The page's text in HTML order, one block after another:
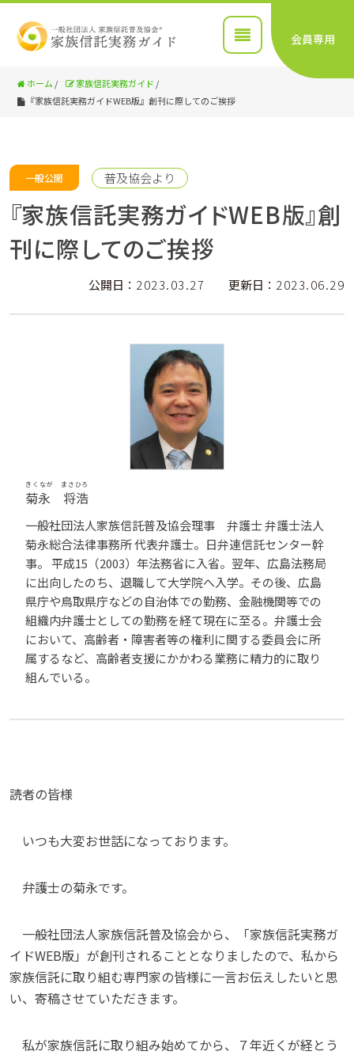
会員専用
ホーム / 家族信託実務ガイド /
『家族信託実務ガイドWEB版』創刊に際してのご挨拶
一般公開 普及協会より
『家族信託実務ガイドWEB版』創
刊に際してのご挨拶
公開日： 2023.03.27 更新日： 2023.06.29
菊永 将浩
きくなが まさひろ
一般社団法人家族信託普及協会理事 弁護士 弁護士法人
菊永総合法律事務所 代表弁護士。日弁連信託センター幹
事。 平成15（2003）年法務省に入省。翌年、広島法務局
に出向したのち、退職して大学院へ入学。その後、広島
県庁や鳥取県庁などの自治体での勤務、金融機関等での
組織内弁護士としての勤務を経て現在に至る。弁護士会
において、高齢者・障害者等の権利に関する委員会に所
属するなど、高齢者支援にかかわる業務に精力的に取り
組んでいる。
読者の皆様
いつも大変お世話になっております。
弁護士の菊永です。
一般社団法人家族信託普及協会から、「家族信託実務ガ
イドWEB版」が創刊されることとなりましたので、私から
家族信託に取り組む専門家の皆様に一言お伝えしたいと思
い、寄稿させていただきます。
私が家族信託に取り組み始めてから、７年近くが経とう